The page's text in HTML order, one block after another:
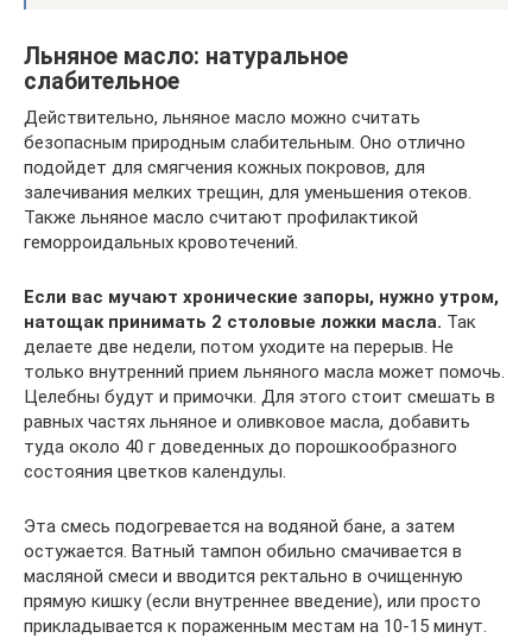
Льняное масло: натуральное
слабительное
Действительно, льняное масло можно считать
безопасным природным слабительным. Оно отлично
подойдет для смягчения кожных покровов, для
залечивания мелких трещин, для уменьшения отеков.
Также льняное масло считают профилактикой
геморроидальных кровотечений.
Если вас мучают хронические запоры, нужно утром,
натощак принимать 2 столовые ложки масла. Так
делаете две недели, потом уходите на перерыв. Не
только внутренний прием льняного масла может помочь.
Целебны будут и примочки. Для этого стоит смешать в
равных частях льняное и оливковое масла, добавить
туда около 40 г доведенных до порошкообразного
состояния цветков календулы.
Эта смесь подогревается на водяной бане, а затем
остужается. Ватный тампон обильно смачивается в
масляной смеси и вводится ректально в очищенную
прямую кишку (если внутреннее введение), или просто
прикладывается к пораженным местам на 10-15 минут.